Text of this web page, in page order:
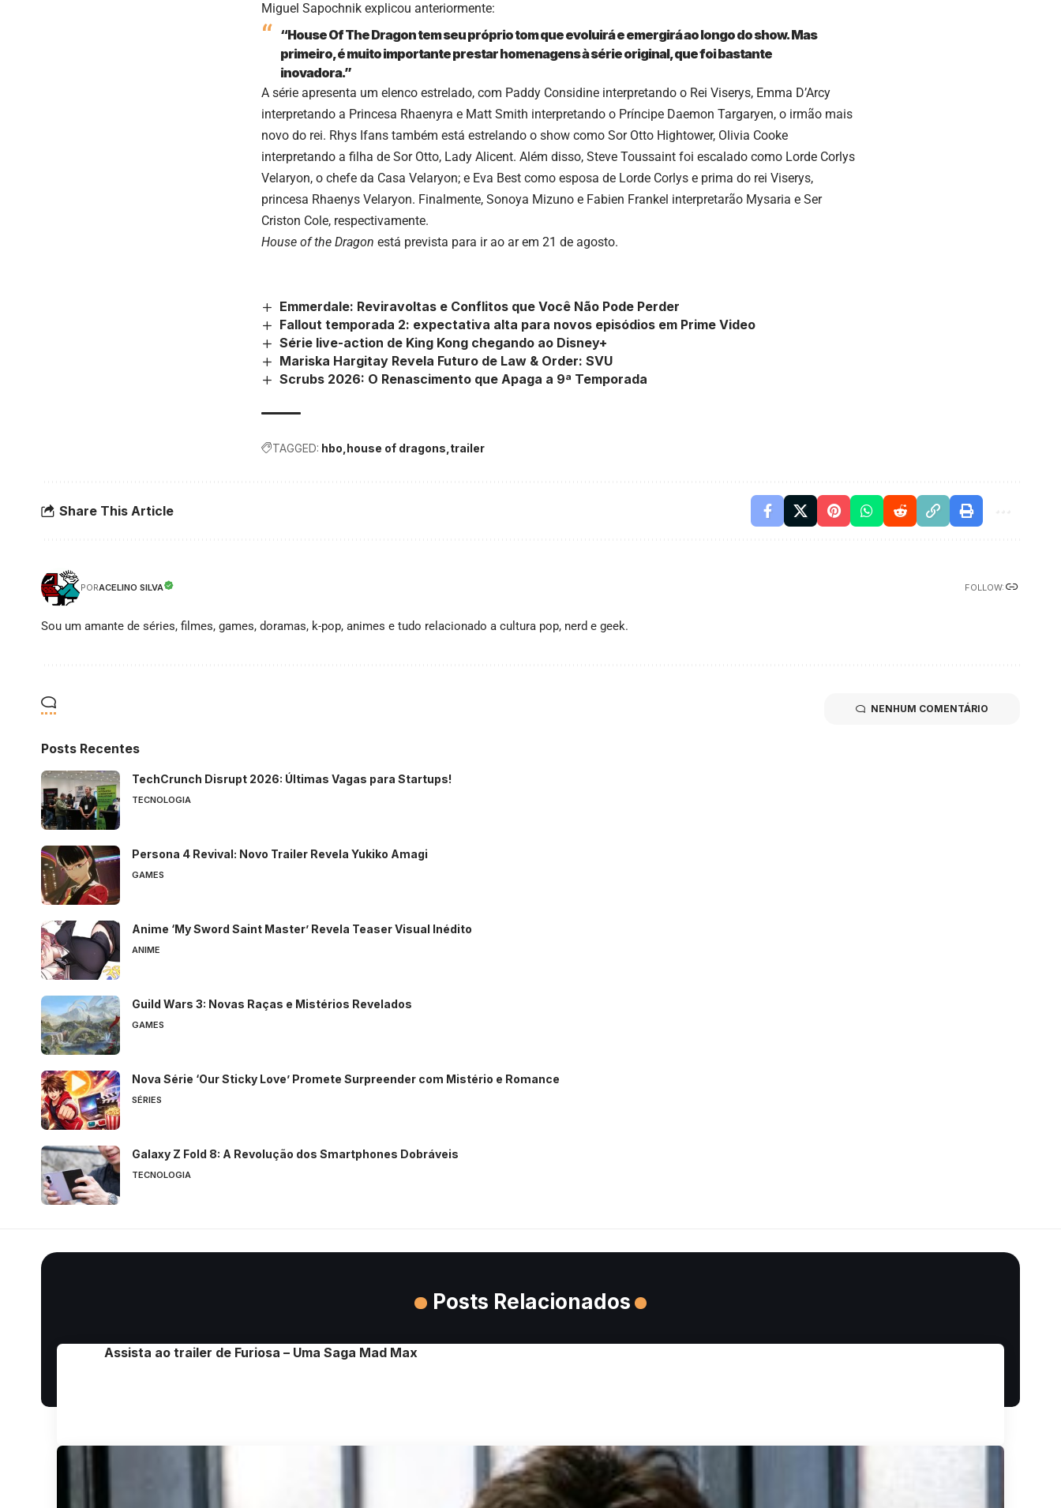
Miguel Sapochnik explicou anteriormente:
“House Of The Dragon tem seu próprio tom que evoluirá e emergirá ao longo do show. Mas
primeiro, é muito importante prestar homenagens à série original, que foi bastante
inovadora.”
A série apresenta um elenco estrelado, com Paddy Considine interpretando o Rei Viserys, Emma D’Arcy
interpretando a Princesa Rhaenyra e Matt Smith interpretando o Príncipe Daemon Targaryen, o irmão mais
novo do rei. Rhys Ifans também está estrelando o show como Sor Otto Hightower, Olivia Cooke
interpretando a filha de Sor Otto, Lady Alicent. Além disso, Steve Toussaint foi escalado como Lorde Corlys
Velaryon, o chefe da Casa Velaryon; e Eva Best como esposa de Lorde Corlys e prima do rei Viserys,
princesa Rhaenys Velaryon. Finalmente, Sonoya Mizuno e Fabien Frankel interpretarão Mysaria e Ser
Criston Cole, respectivamente.
House of the Dragon está prevista para ir ao ar em 21 de agosto.
Emmerdale: Reviravoltas e Conflitos que Você Não Pode Perder
Fallout temporada 2: expectativa alta para novos episódios em Prime Video
Série live-action de King Kong chegando ao Disney+
Mariska Hargitay Revela Futuro de Law & Order: SVU
Scrubs 2026: O Renascimento que Apaga a 9ª Temporada
TAGGED: hbo house of dragons trailer
Share This Article
PORACELINO SILVA FOLLOW:
Sou um amante de séries, filmes, games, doramas, k-pop, animes e tudo relacionado a cultura pop, nerd e geek.
NENHUM COMENTÁRIO
Posts Recentes
TechCrunch Disrupt 2026: Últimas Vagas para Startups!
TECNOLOGIA
Persona 4 Revival: Novo Trailer Revela Yukiko Amagi
GAMES
Anime ‘My Sword Saint Master’ Revela Teaser Visual Inédito
ANIME
Guild Wars 3: Novas Raças e Mistérios Revelados
GAMES
Nova Série ‘Our Sticky Love’ Promete Surpreender com Mistério e Romance
SÉRIES
Galaxy Z Fold 8: A Revolução dos Smartphones Dobráveis
TECNOLOGIA
Posts Relacionados
Assista ao trailer de Furiosa – Uma Saga Mad Max